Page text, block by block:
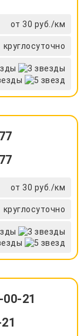
от 30 руб./км
круглосуточно
от 30 руб./км
круглосуточно
21